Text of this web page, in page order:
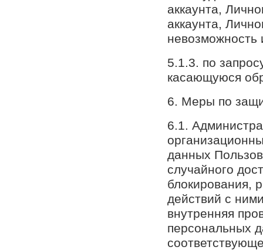
аккаунта,
аккаунта,
невозможность
5.1.3. по
касающуюся
6. Меры по
6.1.
данных
случайного
блокирования,
действий с
внутренняя
персональных